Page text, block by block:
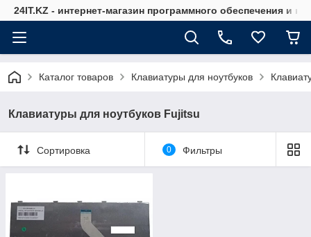
24IT.KZ - интернет-магазин программного обеспечения и
Каталог товаров Клавиатуры для ноутбуков
Клавиатуры для ноутбуков Fujitsu
Сортировка 0 Фильтры